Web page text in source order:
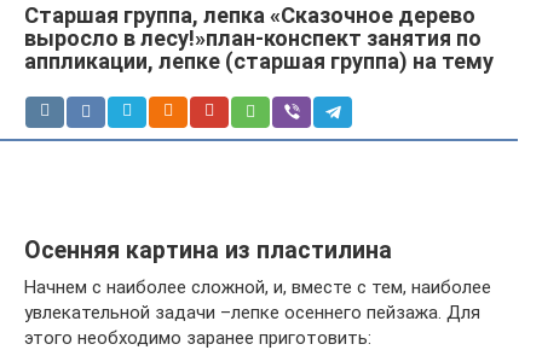
Старшая группа, лепка «Сказочное дерево
выросло в лесу!»план-конспект занятия по
аппликации, лепке (старшая группа) на тему
Осенняя картина из пластилина
Начнем с наиболее сложной, и, вместе с тем, наиболее
увлекательной задачи –лепке осеннего пейзажа. Для
этого необходимо заранее приготовить: